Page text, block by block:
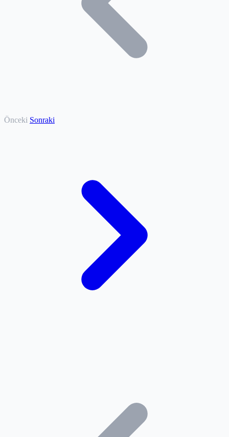
Önceki Sonraki